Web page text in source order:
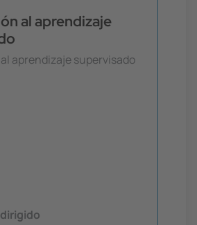
al aprendizaje
aprendizaje supervisado